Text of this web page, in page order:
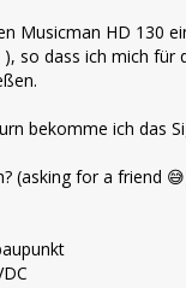
Musicman HD 130
so dass ich mich
bekomme ich das
(asking for a friend